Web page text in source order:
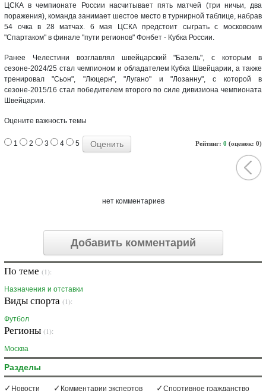
ЦСКА в чемпионате России насчитывает пять матчей (три ничьи, два
поражения), команда занимает шестое место в турнирной таблице, набрав
54 очка в 28 матчах. 6 мая ЦСКА предстоит сыграть с московским
"Спартаком" в финале "пути регионов" Фонбет - Кубка России.
Ранее Челестини возглавлял швейцарский "Базель", с которым в
сезоне-2024/25 стал чемпионом и обладателем Кубка Швейцарии, а также
тренировал "Сьон", "Люцерн", "Лугано" и "Лозанну", с которой в
сезоне-2015/16 стал победителем второго по силе дивизиона чемпионата
Швейцарии.
Оцените важность темы
Рейтинг: 0 (оценок: 0)
1 2 3 4 5
нет комментариев
Добавить комментарий
По теме (1):
Назначения и отставки
Виды спорта (1):
Футбол
Регионы (1):
Москва
Разделы
Новости Комментарии экспертов Спортивное гражданство